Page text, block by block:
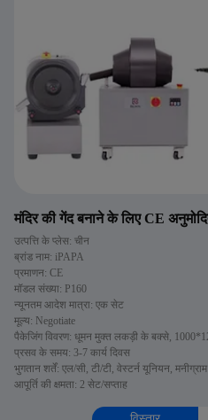
मंदिर की गेंद बनाने के लिए CE
उत्पत्ति के प्लेस: चीन
ब्रांड नाम: iPAPA
प्रमाणन: CE
मॉडल संख्या: P160
न्यूनतम आदेश मात्रा: एक सेट
मूल्य: Negotiate
पैकेजिंग विवरण: धूमन मुक्त लकड़ी के बक्से,
प्रसव के समय: 3-7 कार्य दिवस
भुगतान शर्तें: एल/सी, टी/टी, वेस्टर्न यूनियन, मनीग्राम
आपूर्ति की क्षमता: 2 सेट/सप्ताह